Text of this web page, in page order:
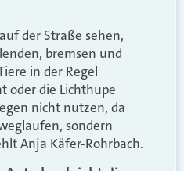
der Straße sehen,
bremsen und
in der Regel
oder die Lichthupe
nicht nutzen, da
sondern
Anja Käfer-Rohrbach.